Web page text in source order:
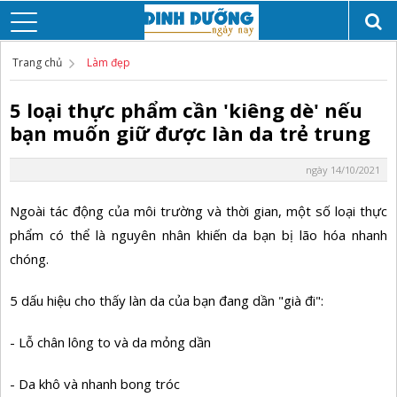
Trang chủ Làm đẹp
5 loại thực phẩm cần 'kiêng dè' nếu
bạn muốn giữ được làn da trẻ trung
ngày 14/10/2021
Ngoài tác động của môi trường và thời gian, một số loại thực
phẩm có thể là nguyên nhân khiến da bạn bị lão hóa nhanh
chóng.
5 dấu hiệu cho thấy làn da của bạn đang dần "già đi":
- Lỗ chân lông to và da mỏng dần
- Da khô và nhanh bong tróc